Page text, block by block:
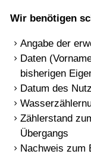
Gebühren/
Wir benötigen
Angabe der
Daten
bisherigen
Datum des
Zählerstand
Übergangs
Nachweis zum